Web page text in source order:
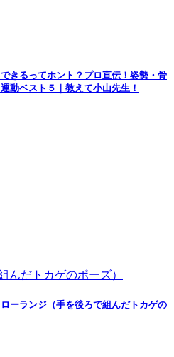
きるってホント？プロ直伝！姿勢・骨
動ベスト５｜教えて小山先生！
ーランジ（手を後ろで組んだトカゲの